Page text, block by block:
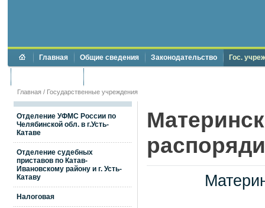
Главная Общие сведения Законодательство Гос.
Главная / Государственные учреждения
Отделение УФМС России по
Челябинской обл. в г.Усть-
Катаве
Отделение судебных
приставов по Катав-
Ивановскому району и г. Усть-
Катаву
Налоговая